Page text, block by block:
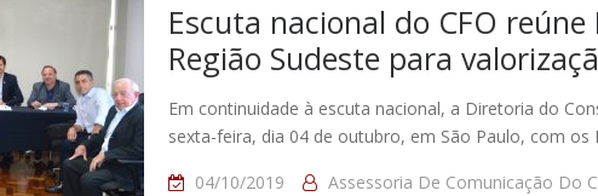
Escuta nacional do CFO
Região Sudeste para
Em continuidade à escuta nacional, a Diretoria do
sexta-feira, dia 04 de outubro, em São Paulo, com
04/10/2019
Assessoria De Comunicação Do